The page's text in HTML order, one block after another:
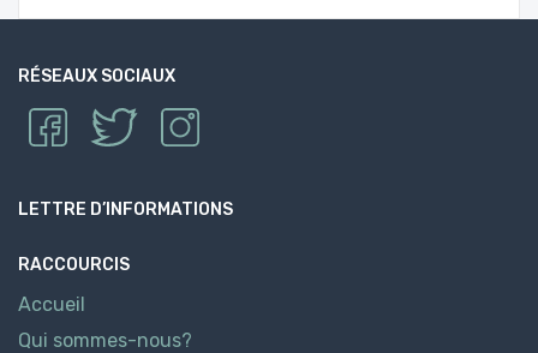
RÉSEAUX SOCIAUX
LETTRE D’INFORMATIONS
RACCOURCIS
Accueil
Qui sommes-nous?